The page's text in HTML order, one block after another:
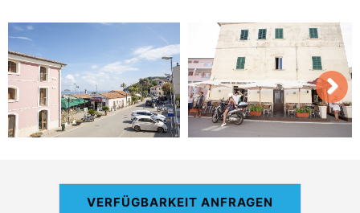
VERFÜGBARKEIT ANFRAGEN